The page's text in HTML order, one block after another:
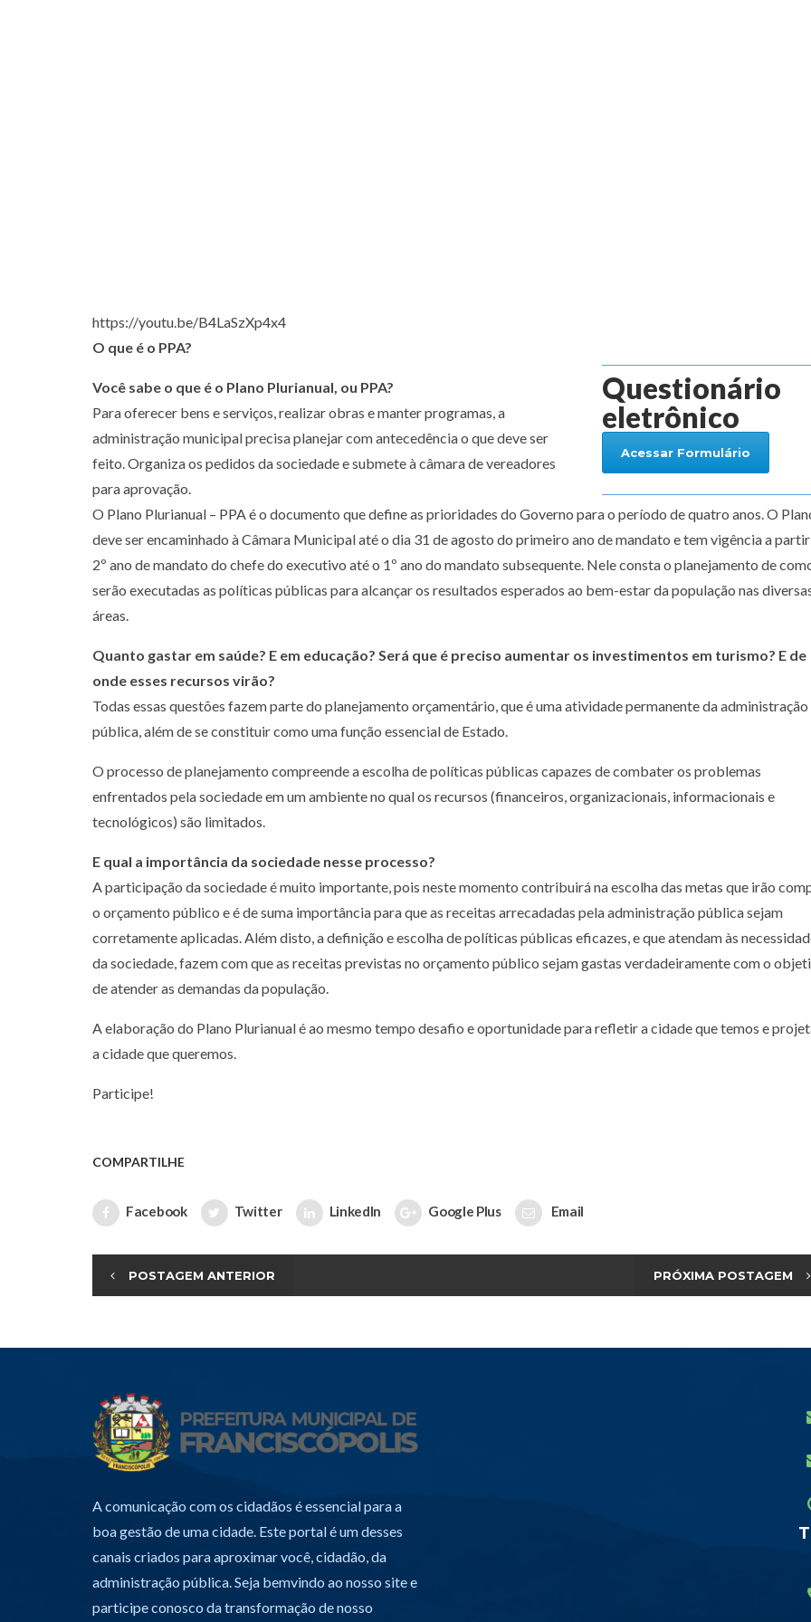
https://youtu.be/B4LaSzXp4x4
O que é o PPA?
Você sabe o que é o Plano Plurianual, ou PPA?
Para oferecer bens e serviços, realizar obras e manter programas, a
administração municipal precisa planejar com antecedência o que deve ser
feito. Organiza os pedidos da sociedade e submete à câmara de vereadores
para aprovação.
Questionário
eletrônico
Acessar Formulário
O Plano Plurianual – PPA é o documento que define as prioridades do Governo para o período de quatro anos. O
deve ser encaminhado à Câmara Municipal até o dia 31 de agosto do primeiro ano de mandato e tem vigência a
2º ano de mandato do chefe do executivo até o 1º ano do mandato subsequente. Nele consta o planejamento de
serão executadas as políticas públicas para alcançar os resultados esperados ao bem-estar da população nas
áreas.
Quanto gastar em saúde? E em educação? Será que é preciso aumentar os investimentos em turismo? E de
onde esses recursos virão?
Todas essas questões fazem parte do planejamento orçamentário, que é uma atividade permanente da administração
pública, além de se constituir como uma função essencial de Estado.
O processo de planejamento compreende a escolha de políticas públicas capazes de combater os problemas
enfrentados pela sociedade em um ambiente no qual os recursos (financeiros, organizacionais, informacionais e
tecnológicos) são limitados.
E qual a importância da sociedade nesse processo?
A participação da sociedade é muito importante, pois neste momento contribuirá na escolha das metas que irão
o orçamento público e é de suma importância para que as receitas arrecadadas pela administração pública sejam
corretamente aplicadas. Além disto, a definição e escolha de políticas públicas eficazes, e que atendam às
da sociedade, fazem com que as receitas previstas no orçamento público sejam gastas verdadeiramente com o
de atender as demandas da população.
A elaboração do Plano Plurianual é ao mesmo tempo desafio e oportunidade para refletir a cidade que temos e
a cidade que queremos.
Participe!
COMPARTILHE
Facebook Twitter LinkedIn Google Plus Email
POSTAGEM ANTERIOR PRÓXIMA POSTAGEM
A comunicação com os cidadãos é essencial para a
boa gestão de uma cidade. Este portal é um desses
canais criados para aproximar você, cidadão, da
administração pública. Seja bemvindo ao nosso site e
participe conosco da transformação de nosso